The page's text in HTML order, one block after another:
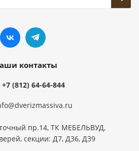
контакты
+7 (812) 64-64-844
izmassiva.ru
пр.14, ТК МЕБЕЛЬВУД,
секции: Д7, Д36, Д39